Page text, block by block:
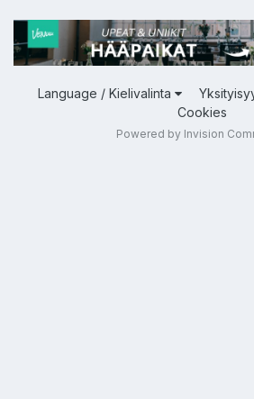
Language / Kielivalinta
Cookies
Powered by Invision